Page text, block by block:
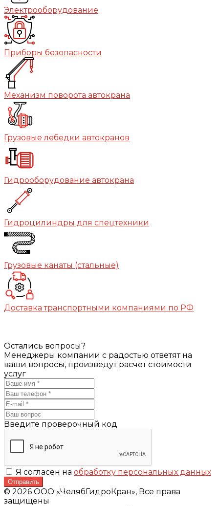
Электрооборудование
Приборы безопасности
Механизм поворота автокрана
Грузовые лебедки автокранов
Гидрооборудование автокрана
Гидроцилиндры для спецтехники
Грузовые канаты (стальные)
Доставка транспортными компаниями по РФ
Остались вопросы?
Менеджеры компании с радостью ответят на
ваши вопросы, произведут расчет стоимости
услуг
Введите проверочный код
Я согласен на обработку персональных данных
Отправить
© 2026 ООО «ЧелябГидроКран», Все права
защищены